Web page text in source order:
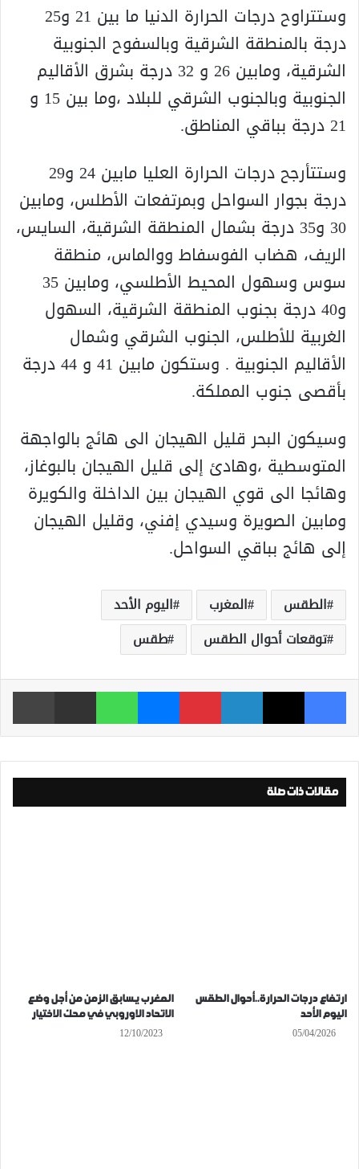
وستتراوح درجات الحرارة الدنيا ما بين 21 و25
درجة بالمنطقة الشرقية وبالسفوح الجنوبية
الشرقية، ومابين 26 و 32 درجة بشرق الأقاليم
الجنوبية وبالجنوب الشرقي للبلاد ،وما بين 15 و
21 درجة بباقي المناطق.
وستتأرجح درجات الحرارة العليا مابين 24 و29
درجة بجوار السواحل وبمرتفعات الأطلس، ومابين
30 و35 درجة بشمال المنطقة الشرقية، السايس،
الريف، هضاب الفوسفاط ووالماس، منطقة
سوس وسهول المحيط الأطلسي، ومابين 35
و40 درجة بجنوب المنطقة الشرقية، السهول
الغربية للأطلس، الجنوب الشرقي وشمال
الأقاليم الجنوبية . وستكون مابين 41 و 44 درجة
بأقصى جنوب المملكة.
وسيكون البحر قليل الهيجان الى هائج بالواجهة
المتوسطية ،وهادئ إلى قليل الهيجان بالبوغاز،
وهائجا الى قوي الهيجان بين الداخلة والكويرة
ومابين الصويرة وسيدي إفني، وقليل الهيجان
إلى هائج بباقي السواحل.
الطقس المغرب
اليوم الأحد
توقعات أحوال الطقس
طقس
فيسبوك ‫X لينكدإن بينتيريست ماسنجر واتساب مشاركة عبر البريد
مقالات ذات صلة
ارتفاع درجات الحرارة..أحوال الطقس
اليوم الأحد
05/04/2026
المغرب يسابق الزمن من أجل وضع
الاتحاد الاوروبي في محك الاختيار
12/10/2023